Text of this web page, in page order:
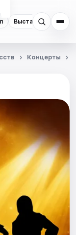
Выставки
Концерты